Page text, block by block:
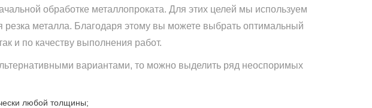
обработке металлопроката. Для этих целей мы используем
резка металла. Благодаря этому вы можете выбрать оптимальный
и по качеству выполнения работ.
вариантами, то можно выделить ряд неоспоримых
любой толщины;